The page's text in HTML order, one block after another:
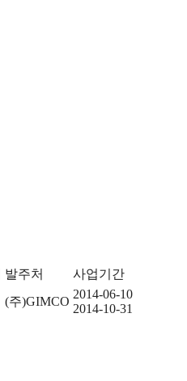
발주처
사업기간
(주)GIMCO
2014-06-10
2014-10-31